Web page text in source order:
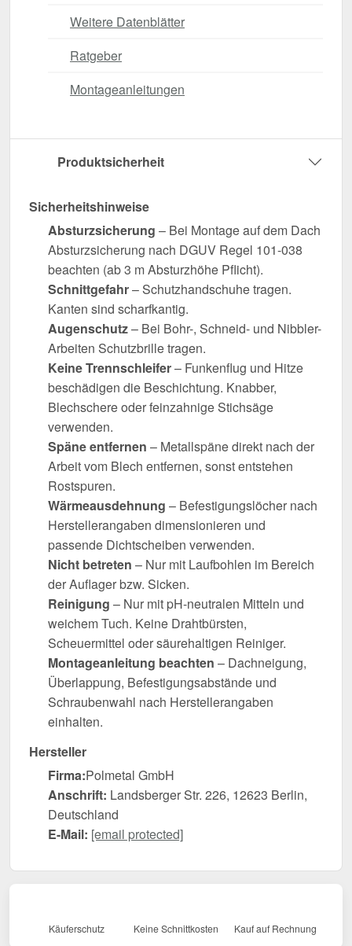
Weitere Datenblätter
Ratgeber
Montageanleitungen
Produktsicherheit
Sicherheitshinweise
Absturzsicherung – Bei Montage auf dem Dach
Absturzsicherung nach DGUV Regel 101-038
beachten (ab 3 m Absturzhöhe Pflicht).
Schnittgefahr– Schutzhandschuhe tragen.
Kanten sind scharfkantig.
Augenschutz– Bei Bohr-, Schneid- und Nibbler-
Arbeiten Schutzbrille tragen.
Keine Trennschleifer– Funkenflug und Hitze
beschädigen die Beschichtung. Knabber,
Blechschere oder feinzahnige Stichsäge
verwenden.
Späne entfernen – Metallspäne direkt nach der
Arbeit vom Blech entfernen, sonst entstehen
Rostspuren.
Wärmeausdehnung – Befestigungslöcher nach
Herstellerangaben dimensionieren und
passende Dichtscheiben verwenden.
Nicht betreten – Nur mit Laufbohlen im Bereich
der Auflager bzw. Sicken.
Reinigung – Nur mit pH-neutralen Mitteln und
weichem Tuch. Keine Drahtbürsten,
Scheuermittel oder säurehaltigen Reiniger.
Montageanleitung beachten – Dachneigung,
Überlappung, Befestigungsabstände und
Schraubenwahl nach Herstellerangaben
einhalten.
Hersteller
Firma:Polmetal GmbH
Anschrift: Landsberger Str. 226, 12623 Berlin,
Deutschland
E-Mail: [email protected]
Käuferschutz Keine Schnittkosten Kauf auf Rechnung